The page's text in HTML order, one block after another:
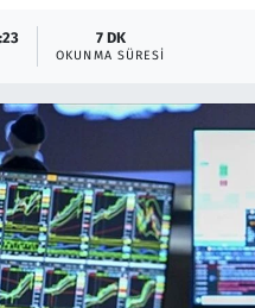
7 DK
OKUNMA SÜRESI